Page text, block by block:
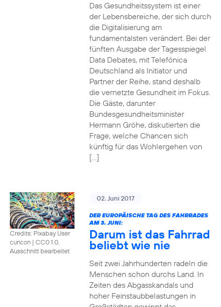
Das Gesundheitssystem ist einer
der Lebensbereiche, der sich durch
die Digitalisierung am
fundamentalsten verändert. Bei der
fünften Ausgabe der Tagesspiegel
Data Debates, mit Telefónica
Deutschland als Initiator und
Partner der Reihe, stand deshalb
die vernetzte Gesundheit im Fokus.
Die Gäste, darunter
Bundesgesundheitsminister
Hermann Gröhe, diskutierten die
Frage, welche Chancen sich
künftig für das Wohlergehen von
[…]
Credits: Pixabay User
cuncon | CC0 1.0,
Ausschnitt bearbeitet
02. Juni 2017
DER EUROPÄISCHE TAG DES FAHRRADES
AM 3. JUNI:
Darum ist das Fahrrad
beliebt wie nie
Seit zwei Jahrhunderten radeln die
Menschen schon durchs Land. In
Zeiten des Abgasskandals und
hoher Feinstaubbelastungen in